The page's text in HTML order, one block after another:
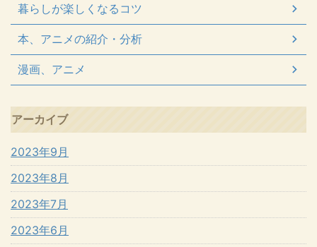
暮らしが楽しくなるコツ
本、アニメの紹介・分析
漫画、アニメ
アーカイブ
2023年9月
2023年8月
2023年7月
2023年6月